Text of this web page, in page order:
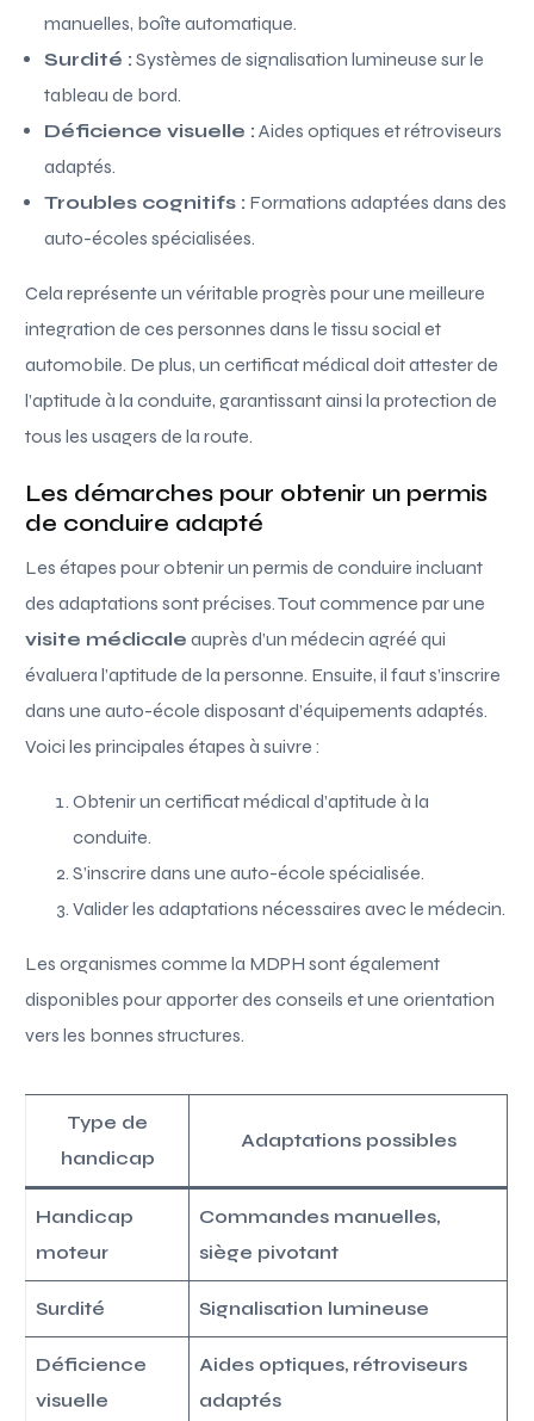
manuelles, boîte automatique.
Surdité : Systèmes de signalisation lumineuse sur le
tableau de bord.
Déficience visuelle : Aides optiques et rétroviseurs
adaptés.
Troubles cognitifs : Formations adaptées dans des
auto-écoles spécialisées.
Cela représente un véritable progrès pour une meilleure
integration de ces personnes dans le tissu social et
automobile. De plus, un certificat médical doit attester de
l’aptitude à la conduite, garantissant ainsi la protection de
tous les usagers de la route.
Les démarches pour obtenir un permis
de conduire adapté
Les étapes pour obtenir un permis de conduire incluant
des adaptations sont précises. Tout commence par une
visite médicale auprès d’un médecin agréé qui
évaluera l’aptitude de la personne. Ensuite, il faut s’inscrire
dans une auto-école disposant d’équipements adaptés.
Voici les principales étapes à suivre :
Obtenir un certificat médical d’aptitude à la
conduite.
S’inscrire dans une auto-école spécialisée.
Valider les adaptations nécessaires avec le médecin.
Les organismes comme la MDPH sont également
disponibles pour apporter des conseils et une orientation
vers les bonnes structures.
Type de
handicap
Adaptations possibles
Handicap
moteur
Commandes manuelles,
siège pivotant
Surdité Signalisation lumineuse
Déficience
visuelle
Aides optiques, rétroviseurs
adaptés